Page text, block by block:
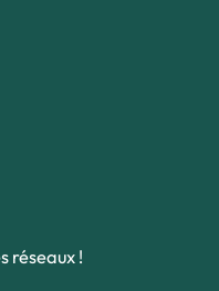
réseaux !